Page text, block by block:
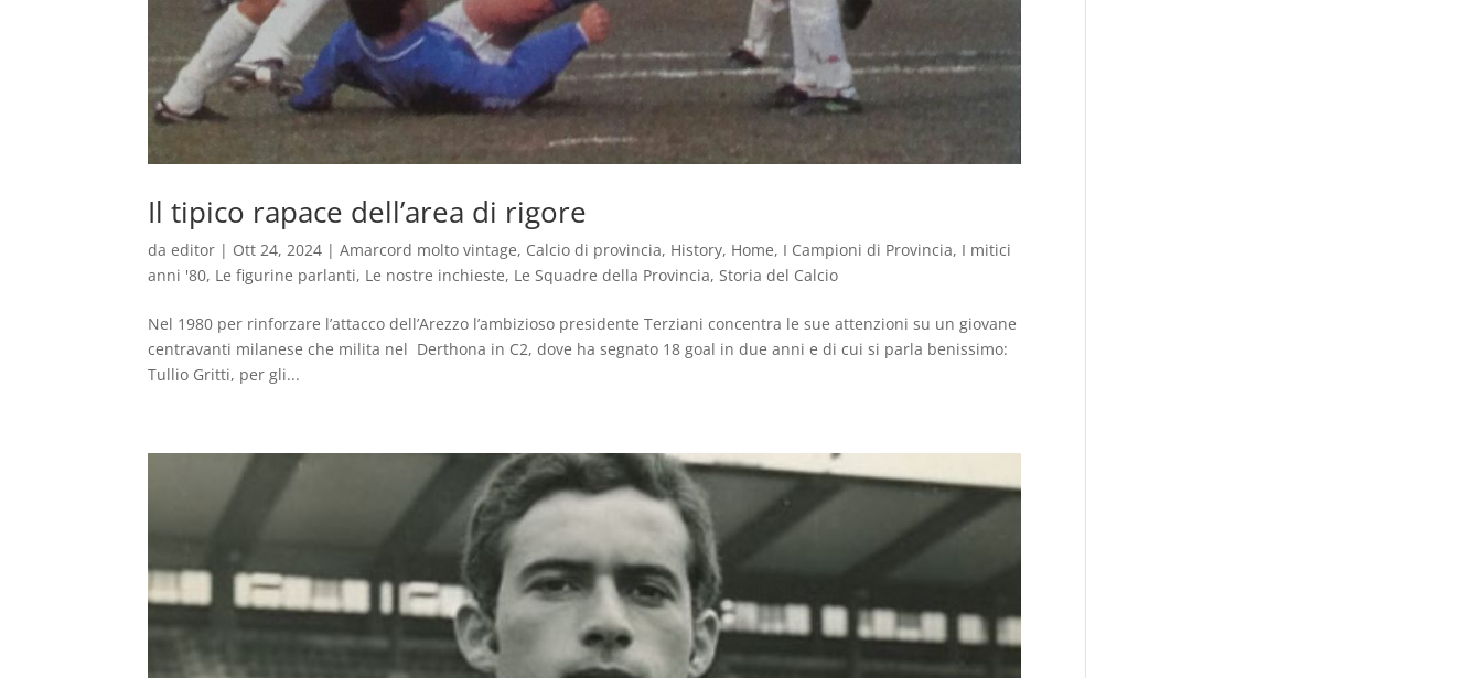
Il tipico rapace dell’area di rigore
daeditor | Ott 24, 2024 |Amarcord molto vintage, Calcio di provincia, History, Home, I Campioni di Provincia, I mitici
anni '80, Le figurine parlanti, Le nostre inchieste, Le Squadre della Provincia,Storia del Calcio
Nel 1980 per rinforzare l’attacco dell’Arezzo l’ambizioso presidente Terziani concentra le sue attenzioni su un giovane
centravanti milanese che milita nel Derthona in C2, dove ha segnato 18 goal in due anni e di cui si parla benissimo:
Tullio Gritti, per gli...